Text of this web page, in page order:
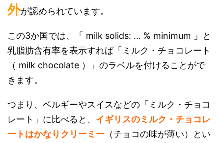
外が認められています。
この3か国では、「 milk solids: ... % minimum 」と
乳脂肪含有率を表示すれば「ミルク・チョコレート
（ milk chocolate ）」のラベルを付けることがで
きます。
つまり、ベルギーやスイスなどの「ミルク・チョコ
レート」に比べると、 イギリスのミルク・チョコレ
ートはかなりクリーミー （チョコの味が薄い）とい